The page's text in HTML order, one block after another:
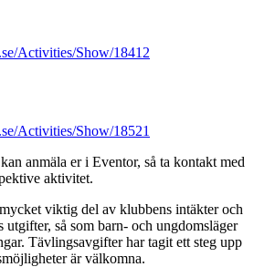
Activities/Show/18412
Activities/Show/18521
anmäla er i Eventor, så ta kontakt med
aktivitet.
viktig del av klubbens intäkter och
utgifter, så som barn- och ungdomsläger
Tävlingsavgifter har tagit ett steg upp
är välkomna.